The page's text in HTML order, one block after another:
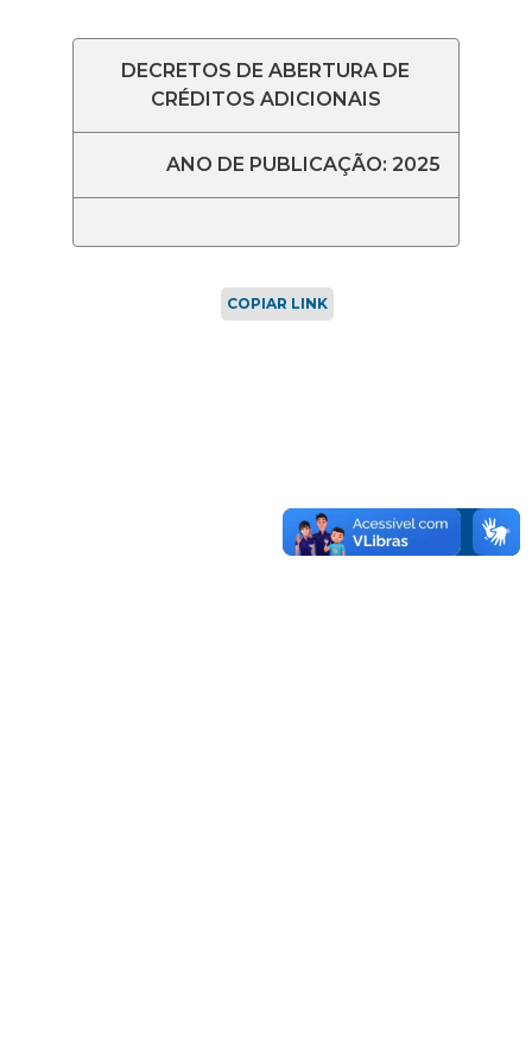
DECRETOS DE ABERTURA DE
CRÉDITOS ADICIONAIS
ANO DE PUBLICAÇÃO: 2025
COPIAR LINK